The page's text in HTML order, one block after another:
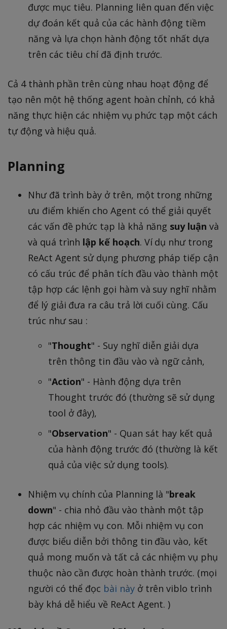
được mục tiêu. Planning liên quan đến việc
dự đoán kết quả của các hành động tiềm
năng và lựa chọn hành động tốt nhất dựa
trên các tiêu chí đã định trước.
Cả 4 thành phần trên cùng nhau hoạt động để
tạo nên một hệ thống agent hoàn chỉnh, có khả
năng thực hiện các nhiệm vụ phức tạp một cách
tự động và hiệu quả.
Planning
Như đã trình bày ở trên, một trong những
ưu điểm khiến cho Agent có thể giải quyết
các vấn đề phức tạp là khả năng suy luận và
và quá trình lập kế hoạch. Ví dụ như trong
ReAct Agent sử dụng phương pháp tiếp cận
có cấu trúc để phân tích đầu vào thành một
tập hợp các lệnh gọi hàm và suy nghĩ nhằm
để lý giải đưa ra câu trả lời cuối cùng. Cấu
trúc như sau :
"Thought" - Suy nghĩ diễn giải dựa
trên thông tin đầu vào và ngữ cảnh,
"Action" - Hành động dựa trên
Thought trước đó (thường sẽ sử dụng
tool ở đây),
"Observation" - Quan sát hay kết quả
của hành động trước đó (thường là kết
quả của việc sử dụng tools).
Nhiệm vụ chính của Planning là "break
down" - chia nhỏ đầu vào thành một tập
hợp các nhiệm vụ con. Mỗi nhiệm vụ con
được biểu diễn bởi thông tin đầu vào, kết
quả mong muốn và tất cả các nhiệm vụ phụ
thuộc nào cần được hoàn thành trước. (mọi
người có thể đọc bài nàyở trên viblo trình
bày khá dễ hiểu về ReAct Agent. )